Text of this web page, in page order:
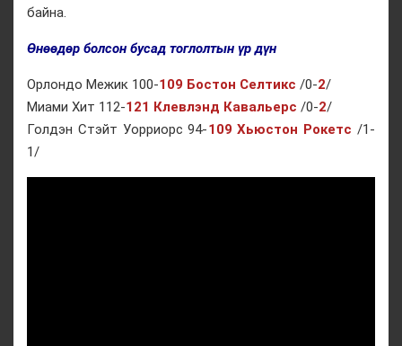
байна.
Өнөөдөр болсон бусад тоглолтын үр дүн
Орлондо Межик 100-109 Бостон Селтикс /0-2/
Миами Хит 112-121 Клевлэнд Кавальерс /0-2/
Голдэн Стэйт Уорриорс 94-109 Хьюстон Рокетс /1-
1/